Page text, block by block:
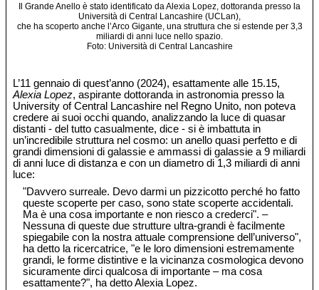
Il Grande Anello è stato identificato da Alexia Lopez, dottoranda presso la
Università di Central Lancashire (UCLan),
che ha scoperto anche l’Arco Gigante, una struttura che si estende per 3,3
miliardi di anni luce nello spazio.
Foto: Università di Central Lancashire
L’11 gennaio di quest’anno (2024), esattamente alle 15.15,
Alexia Lopez, aspirante dottoranda in astronomia presso la
University of Central Lancashire nel Regno Unito, non poteva
credere ai suoi occhi quando, analizzando la luce di quasar
distanti - del tutto casualmente, dice - si è imbattuta in
un’incredibile struttura nel cosmo: un anello quasi perfetto e di
grandi dimensioni di galassie e ammassi di galassie a 9 miliardi
di anni luce di distanza e con un diametro di 1,3 miliardi di anni
luce:
"Davvero surreale. Devo darmi un pizzicotto perché ho fatto
queste scoperte per caso, sono state scoperte accidentali.
Ma è una cosa importante e non riesco a crederci". –
Nessuna di queste due strutture ultra-grandi è facilmente
spiegabile con la nostra attuale comprensione dell’universo",
ha detto la ricercatrice, "e le loro dimensioni estremamente
grandi, le forme distintive e la vicinanza cosmologica devono
sicuramente dirci qualcosa di importante – ma cosa
esattamente?", ha detto Alexia Lopez.